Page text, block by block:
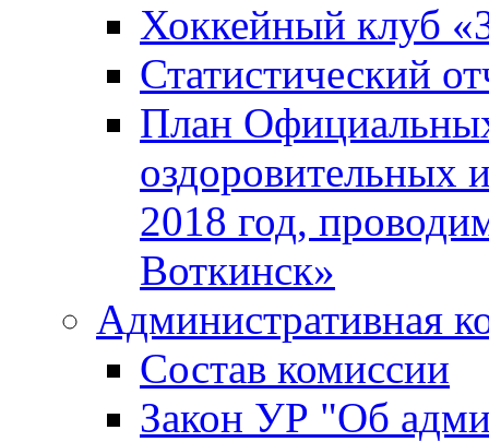
Хоккейный клуб
Статистический
План
оздоровительных
2018 год,
Воткинск»
Административная
Состав комиссии
Закон УР "Об